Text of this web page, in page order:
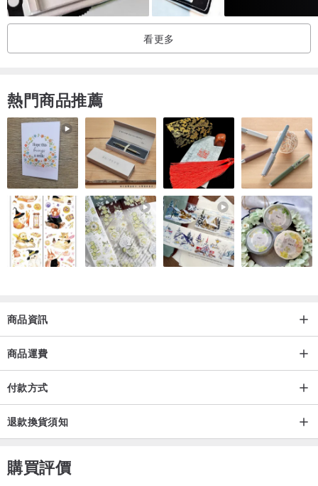
【關於招財轉運金曜石大屁股貔貅】
天然水晶、礦物難免會有冰裂、雲霧、礦缺，岩石層缺角,請能理解天
然礦物再購買,若您是完美主義,請謹慎思考在決定購買.謝謝^^
【關於尺寸】
最長約4.2cm最寬約3.3cm最厚約2.7cm
手工測量都會誤差1~3cm 請理解喔! ^^
[關於圖片]
晶體樣子,所以提供多張角度的圖片,希望國內和海外的顧客,能清楚看
到晶體再購買,但有時因每台電腦和手機解析度不一樣,相機拍攝所處的
環境光源不同，可能會有些微色差,請能理解再購買,最終請以收到的實
物為準。若您是完美主義,請下單前三思再購買,感謝您的理解。
看更多
熱門商品推薦
商品資訊
商品運費
付款方式
退款換貨須知
購買評價